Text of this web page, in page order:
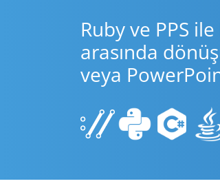
Ruby ve PPS
arasında
veya